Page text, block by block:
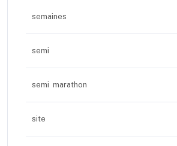
semaines
semi
semi marathon
site